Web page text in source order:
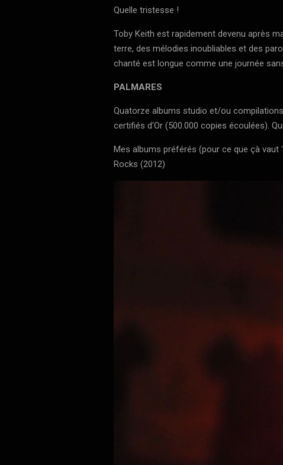
Quelle tristesse !
Toby Keith est rapidement devenu après
terre, des mélodies inoubliables et des
chanté est longue comme une journée
PALMARES
Quatorze albums studio et/ou
certifiés d'Or (500.000 copies écoulées).
Mes albums préférés (pour ce que çà vaut
Rocks (2012)